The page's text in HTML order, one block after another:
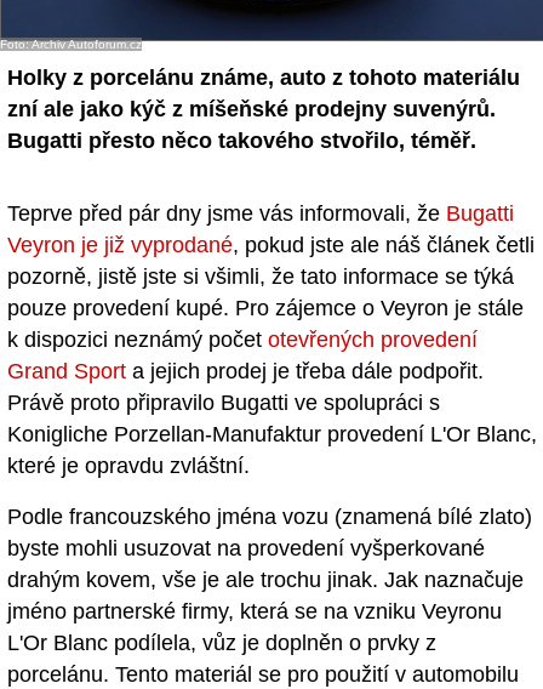
Foto: Archiv Autoforum.cz
Holky z porcelánu známe, auto z tohoto materiálu
zní ale jako kýč z míšeňské prodejny suvenýrů.
Bugatti přesto něco takového stvořilo, téměř.
Teprve před pár dny jsme vás informovali, že Bugatti
Veyron je již vyprodané, pokud jste ale náš článek četli
pozorně, jistě jste si všimli, že tato informace se týká
pouze provedení kupé. Pro zájemce o Veyron je stále
k dispozici neznámý počet otevřených provedení
Grand Sport a jejich prodej je třeba dále podpořit.
Právě proto připravilo Bugatti ve spolupráci s
Konigliche Porzellan-Manufaktur provedení L'Or Blanc,
které je opravdu zvláštní.
Podle francouzského jména vozu (znamená bílé zlato)
byste mohli usuzovat na provedení vyšperkované
drahým kovem, vše je ale trochu jinak. Jak naznačuje
jméno partnerské firmy, která se na vzniku Veyronu
L'Or Blanc podílela, vůz je doplněn o prvky z
porcelánu. Tento materiál se pro použití v automobilu